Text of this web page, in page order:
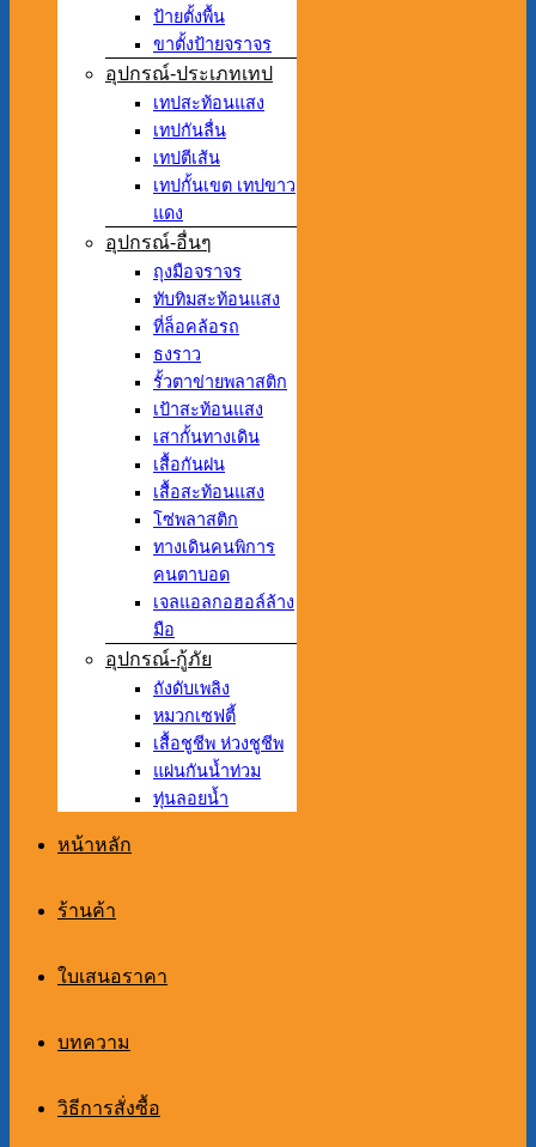
ป้ายตั้งพื้น
ขาตั้งป้ายจราจร
อุปกรณ์-ประเภทเทป
เทปสะท้อนแสง
เทปกันลื่น
เทปตีเส้น
เทปกั้นเขต เทปขาว
แดง
อุปกรณ์-อื่นๆ
ถุงมือจราจร
ทับทิมสะท้อนแสง
ที่ล็อคล้อรถ
ธงราว
รั้วตาข่ายพลาสติก
เป้าสะท้อนแสง
เสากั้นทางเดิน
เสื้อกันฝน
เสื้อสะท้อนแสง
โซ่พลาสติก
ทางเดินคนพิการ
คนตาบอด
เจลแอลกอฮอล์ล้าง
มือ
อุปกรณ์-กู้ภัย
ถังดับเพลิง
หมวกเซฟตี้
เสื้อชูชีพ ห่วงชูชีพ
แผ่นกันน้ำท่วม
ทุ่นลอยน้ำ
หน้าหลัก
ร้านค้า
ใบเสนอราคา
บทความ
วิธีการสั่งซื้อ